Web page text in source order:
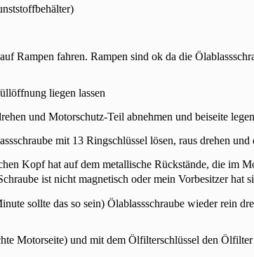
Rampen fahren. Rampen sind ok da die
liegen lassen
und Motorschutz-Teil abnehmen und beiseite legen
mit 13 Ringschlüssel lösen, raus drehen und
Kopf hat auf dem metallische Rückstände, die im
ist nicht magnetisch oder mein Vorbesitzer
sollte das so sein) Ölablassschraube wieder rein
Motorseite) und mit dem Ölfilterschlüssel den